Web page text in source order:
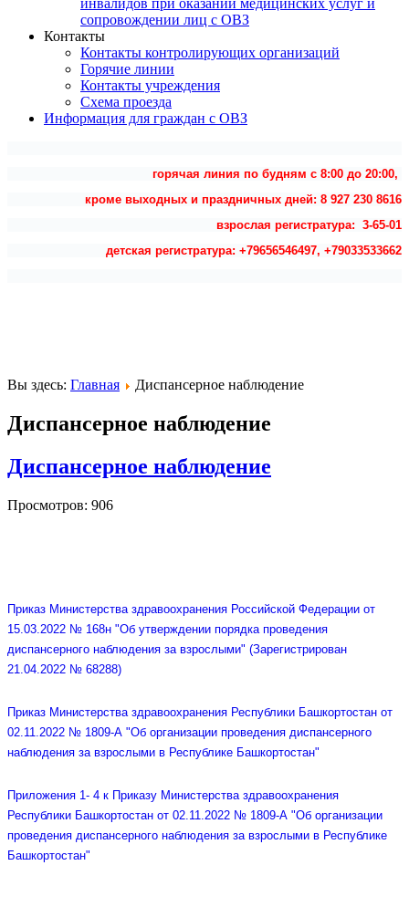
сопровождении лиц с ОВЗ
Контакты
Контакты контролирующих организаций
Горячие линии
Контакты учреждения
Схема проезда
Информация для граждан с ОВЗ
горячая линия по будням с 8:00 до 20:00,
кроме выходных и праздничных дней: 8 927 230 8616
взрослая регистратура: 3-65-01
детская регистратура: +79656546497, +79033533662
Вы здесь: Главная Диспансерное наблюдение
Диспансерное наблюдение
Диспансерное наблюдение
Просмотров: 906
Приказ Министерства здравоохранения Российской Федерации от
15.03.2022 № 168н "Об утверждении порядка проведения
диспансерного наблюдения за взрослыми" (Зарегистрирован
21.04.2022 № 68288)
Приказ Министерства здравоохранения Республики Башкортостан от
02.11.2022 № 1809-А "Об организации проведения диспансерного
наблюдения за взрослыми в Республике Башкортостан"
Приложения 1- 4 к Приказу Министерства здравоохранения
Республики Башкортостан от 02.11.2022 № 1809-А "Об организации
проведения диспансерного наблюдения за взрослыми в Республике
Башкортостан"